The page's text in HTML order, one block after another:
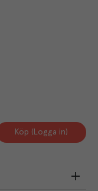
Köp (Logga in)